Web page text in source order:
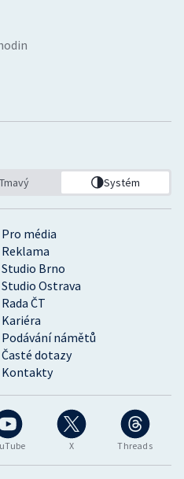
X Threads
Pro média
Reklama
Studio Brno
Studio Ostrava
Rada ČT
Kariéra
Podávání námětů
Časté dotazy
Kontakty
Tmavý Systém